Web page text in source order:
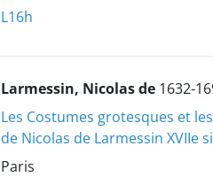
L16h
Larmessin, Nicolas de 1632-
Les Costumes grotesques et
de Nicolas de Larmessin XVIIe
Paris